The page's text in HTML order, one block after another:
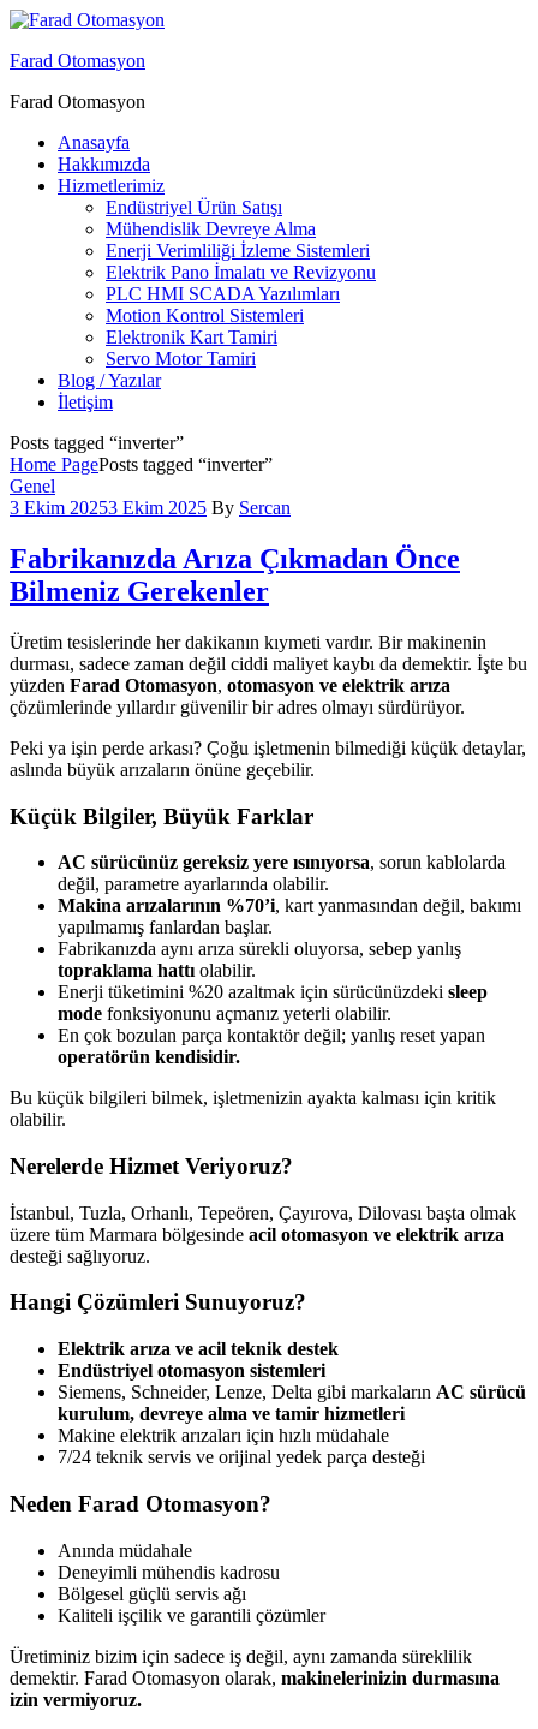
Menu
Farad Otomasyon
Farad Otomasyon
Anasayfa
Hakkımızda
Hizmetlerimiz
Endüstriyel Ürün Satışı
Mühendislik Devreye Alma
Enerji Verimliliği İzleme Sistemleri
Elektrik Pano İmalatı ve Revizyonu
PLC HMI SCADA Yazılımları
Motion Kontrol Sistemleri
Elektronik Kart Tamiri
Servo Motor Tamiri
Blog / Yazılar
İletişim
Posts tagged “inverter”
Home PagePosts tagged “inverter”
Categories
Genel
3 Ekim 20253 Ekim 2025 By Sercan
Fabrikanızda Arıza Çıkmadan Önce
Bilmeniz Gerekenler
Üretim tesislerinde her dakikanın kıymeti vardır. Bir makinenin
durması, sadece zaman değil ciddi maliyet kaybı da demektir. İşte bu
yüzden Farad Otomasyon, otomasyon ve elektrik arıza
çözümlerinde yıllardır güvenilir bir adres olmayı sürdürüyor.
Peki ya işin perde arkası? Çoğu işletmenin bilmediği küçük detaylar,
aslında büyük arızaların önüne geçebilir.
Küçük Bilgiler, Büyük Farklar
AC sürücünüz gereksiz yere ısınıyorsa, sorun kablolarda
değil, parametre ayarlarında olabilir.
Makina arızalarının %70’i, kart yanmasından değil, bakımı
yapılmamış fanlardan başlar.
Fabrikanızda aynı arıza sürekli oluyorsa, sebep yanlış
topraklama hattı olabilir.
Enerji tüketimini %20 azaltmak için sürücünüzdeki sleep
mode fonksiyonunu açmanız yeterli olabilir.
En çok bozulan parça kontaktör değil; yanlış reset yapan
operatörün kendisidir.
Bu küçük bilgileri bilmek, işletmenizin ayakta kalması için kritik
olabilir.
Nerelerde Hizmet Veriyoruz?
İstanbul, Tuzla, Orhanlı, Tepeören, Çayırova, Dilovası başta olmak
üzere tüm Marmara bölgesinde acil otomasyon ve elektrik arıza
desteği sağlıyoruz.
Hangi Çözümleri Sunuyoruz?
Elektrik arıza ve acil teknik destek
Endüstriyel otomasyon sistemleri
Siemens, Schneider, Lenze, Delta gibi markaların AC sürücü
kurulum, devreye alma ve tamir hizmetleri
Makine elektrik arızaları için hızlı müdahale
7/24 teknik servis ve orijinal yedek parça desteği
Neden Farad Otomasyon?
Anında müdahale
Deneyimli mühendis kadrosu
Bölgesel güçlü servis ağı
Kaliteli işçilik ve garantili çözümler
Üretiminiz bizim için sadece iş değil, aynı zamanda süreklilik
demektir. Farad Otomasyon olarak, makinelerinizin durmasına
izin vermiyoruz.